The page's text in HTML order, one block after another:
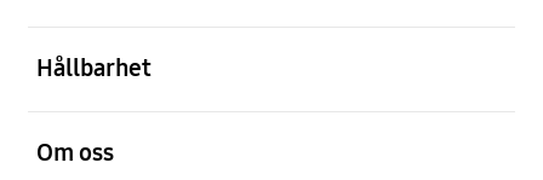
Hållbarhet
Om oss